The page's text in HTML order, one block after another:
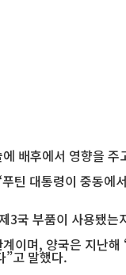
배후에서 영향을 주
대통령이 중동에
3국 부품이 사용됐는
이며, 양국은 지난해
”고 말했다.